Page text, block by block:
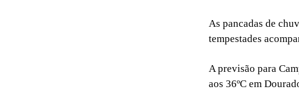
As pancadas de
tempestades
A previsão para
aos 36ºC em